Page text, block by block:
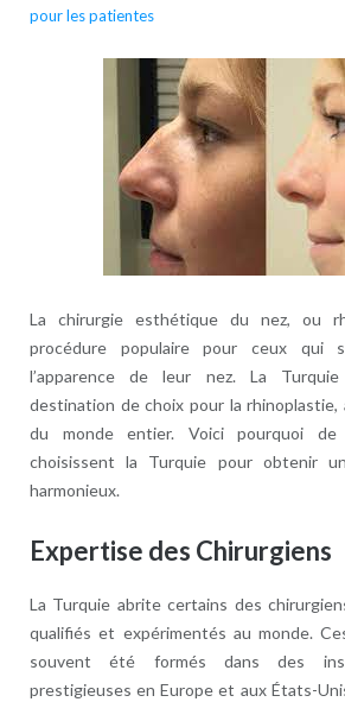
La chirurgie esthétique du nez, ou
procédure populaire pour ceux qui
l’apparence de leur nez. La
destination de choix pour la
du monde entier. Voici pourquoi de
choisissent la Turquie pour obtenir
harmonieux.
Expertise des Chirurgiens
La Turquie abrite certains des
qualifiés et expérimentés au monde.
souvent été formés dans des
prestigieuses en Europe et aux États-
pour les patientes